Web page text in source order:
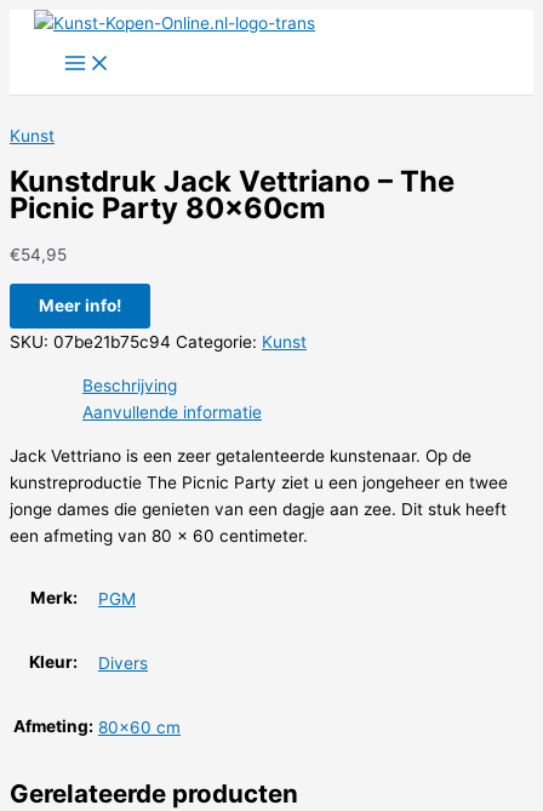
Kunst
Kunstdruk Jack Vettriano – The
Picnic Party 80x60cm
€54,95
Meer info!
SKU: 07be21b75c94 Categorie: Kunst
Beschrijving
Aanvullende informatie
Jack Vettriano is een zeer getalenteerde kunstenaar. Op de
kunstreproductie The Picnic Party ziet u een jongeheer en twee
jonge dames die genieten van een dagje aan zee. Dit stuk heeft
een afmeting van 80 x 60 centimeter.
Merk: PGM
Kleur: Divers
Afmeting: 80×60 cm
Gerelateerde producten